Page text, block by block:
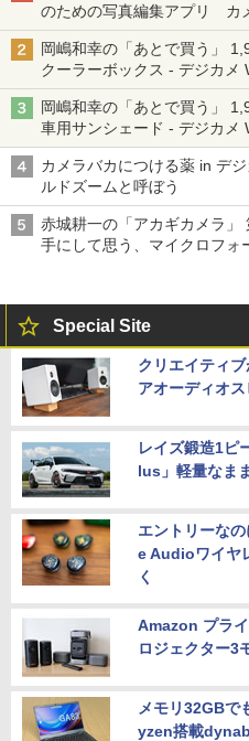
のための写真編集アプリ カ
る「Filmator」
岡嶋和幸の「あとで買う」
クーラーボックス - デジカメ
岡嶋和幸の「あとで買う」
車用サンシェード - デジカメ
カメラバカにつける薬 in デ
ルドズームと呼ぼう
赤城耕一の「アカギカメラ」
手にして思う、マイクロフ
Special Site
クリエイティ
アオーディオ
レイズ鍛造1ピ
lus」軽量なま
エントリーな
e Audioワイヤ
く
Amazon プラ
ロジェクター3
メモリ32GBで
yzen搭載